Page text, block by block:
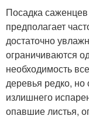
Посадка
предполагает
достаточно
ограничиваются
необходимость
деревья редко, но
излишнего
опавшие листья,